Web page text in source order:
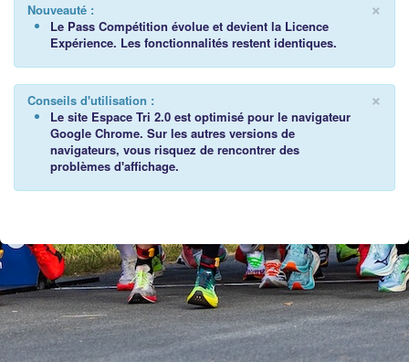
×
Nouveauté :
Le Pass Compétition évolue et devient la Licence
Expérience. Les fonctionnalités restent identiques.
×
Conseils d'utilisation :
Le site Espace Tri 2.0 est optimisé pour le navigateur
Google Chrome. Sur les autres versions de
navigateurs, vous risquez de rencontrer des
problèmes d'affichage.